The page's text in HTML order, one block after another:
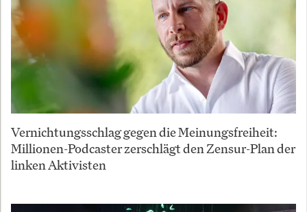
Vernichtungsschlag gegen die Meinungsfreiheit:
Millionen-Podcaster zerschlägt den Zensur-Plan der
linken Aktivisten